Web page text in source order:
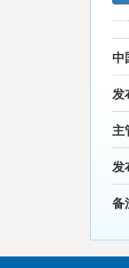
中
发
主
发
备